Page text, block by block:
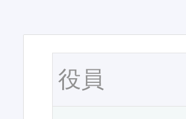
役員